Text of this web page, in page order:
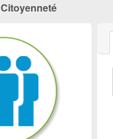
Citoyenneté